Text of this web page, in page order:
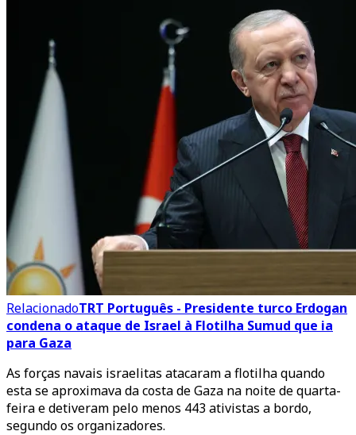
RelacionadoTRT Português - Presidente turco Erdogan
condena o ataque de Israel à Flotilha Sumud que ia
para Gaza
As forças navais israelitas atacaram a flotilha quando
esta se aproximava da costa de Gaza na noite de quarta-
feira e detiveram pelo menos 443 ativistas a bordo,
segundo os organizadores.